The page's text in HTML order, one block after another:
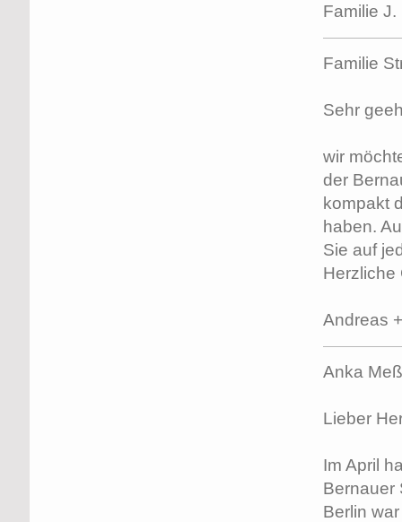
Familie J.
Familie
Sehr
wir
der
kompakt
haben.
Sie auf
Herzliche
Andreas
Anka
Lieber
Im April
Bernauer
Berlin